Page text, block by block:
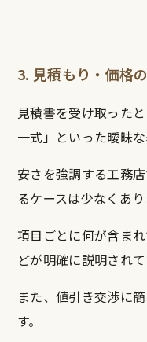
3. 見積もり・価格
見積書を受け取った
一式」といった曖昧
安さを強調する工務
るケースは少なくあり
項目ごとに何が含ま
どが明確に説明され
また、値引き交渉に
す。